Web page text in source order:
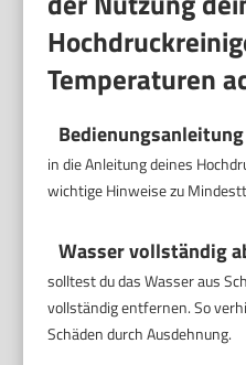
Temperaturen
in die Anleitung deines
wichtige Hinweise zu
Wasser vollständig
solltest du das Wasser aus
vollständig entfernen. So
Schäden durch Ausdehnung.